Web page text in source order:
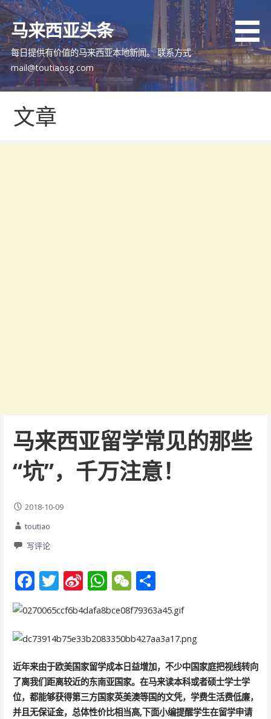
跳
至
内
容
马来西亚头条
每日提供有价值的马来西亚本地新闻。 联系方式
mail@toutiaosg.com
文章
马来西亚留学常见的那些
“坑”，千万注意！
2018-10-09
toutiao
写评论
F
e
b
o
o
k
T
w
itt
er
Si
n
a
W
ei
b
o
W
h
at
s
A
p
p
W
e
C
h
at
分
近年来由于欧美国家留学成本日益增加，不少中国家庭把视线转向
了离我们距离较近的东南亚国家。在马来读本科或者硕士学士学
位，都能够获得第三方国家英美澳等国的文凭，学费生活费低廉，
并且无保证金，总体性价比相当高,下面小编提醒学生在留学申请